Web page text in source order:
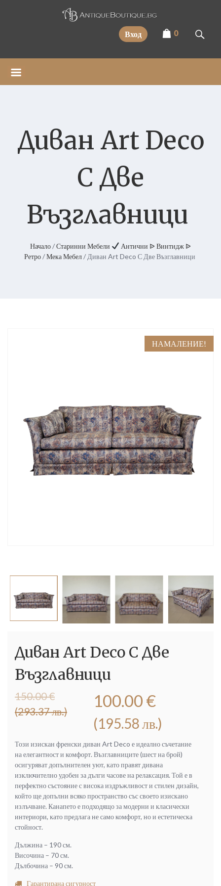
Вход 0
Диван Art Deco
С Две
Възглавници
Начало/Старинни Мебели
Антични ᐉ Винтидж ᐉ
Ретро/Мека Мебел/ Диван Art Deco С Две Възглавници
НАМАЛЕНИЕ!
Диван Art Deco С Две
Възглавници
150.00€
(293.37 лв.)
Original
was:
лв.).
100.00 €
(195.58 лв.)
Текущата
е:
лв.).
Този изискан френски диван Art Deco е идеално съчетание
на елегантност и комфорт. Възглавниците (шест на брой)
осигуряват допълнителен уют, като правят дивана
изключително удобен за дълги часове на релаксация. Той е в
перфектно състояние с висока издръжливост и стилен дизайн,
който ще допълни всяко пространство със своето изискано
излъчване. Канапето е подходящо за модерни и класически
интериори, като предлага не само комфорт, но и естетическа
стойност.
Дължина – 190 см.
Височина – 70 см.
Дълбочина – 90 см.
Гарантирана сигурност